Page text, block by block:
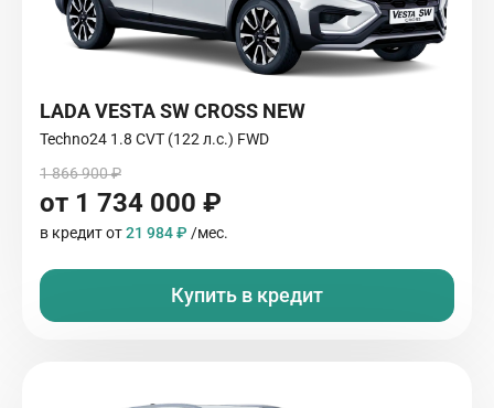
LADA VESTA SW CROSS NEW
Techno24 1.8 CVT (122 л.с.) FWD
1 866 900 ₽
от 1 734 000 ₽
в кредит от21 984 ₽ /мес.
Купить в кредит